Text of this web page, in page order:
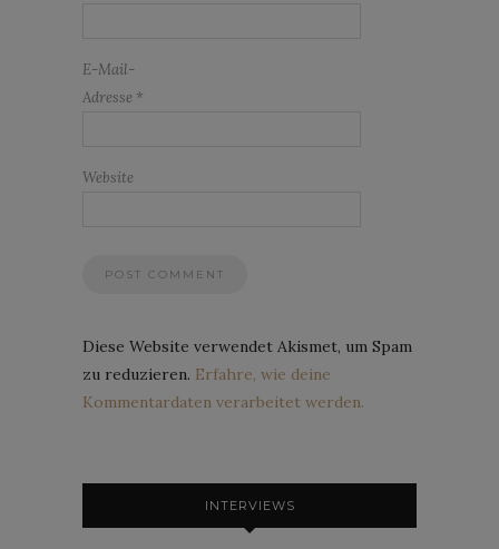
E-Mail-
Adresse *
Website
Diese Website verwendet Akismet, um Spam
zu reduzieren. Erfahre, wie deine
Kommentardaten verarbeitet werden.
INTERVIEWS